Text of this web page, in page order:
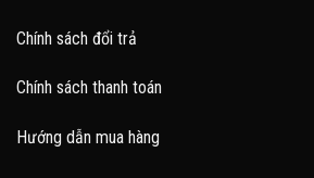
Chính sách đổi trả
Chính sách thanh toán
Hướng dẫn mua hàng